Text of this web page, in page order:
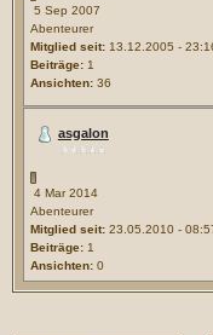
5 Sep 2007
Abenteurer
Mitglied seit:13.12.2005 -
Beiträge:1
Ansichten:36
asgalon
4 Mar 2014
Abenteurer
Mitglied seit:23.05.2010 -
Beiträge:1
Ansichten:0